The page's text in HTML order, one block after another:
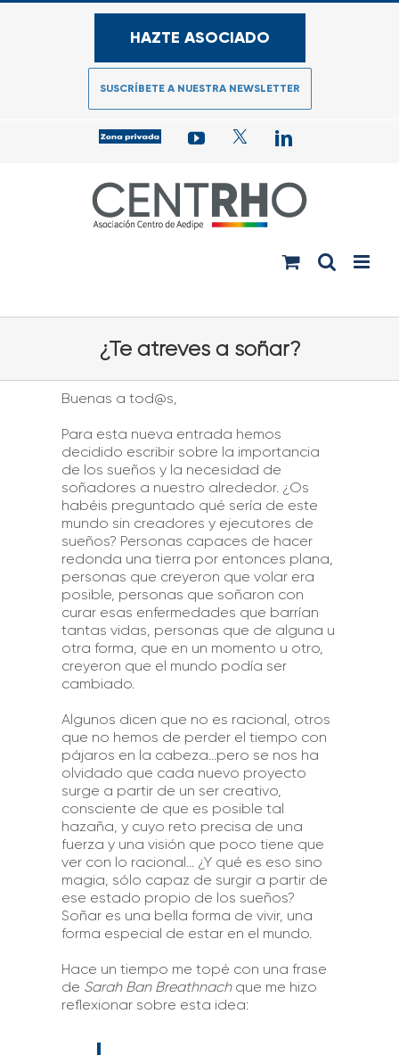
Saltar
HAZTE ASOCIADO
SUSCRÍBETE A NUESTRA NEWSLETTER
Acceso
para
Asociados
YouTube
Twitter LinkedIn
¿Te atreves a soñar?
Buenas a tod@s,
Para esta nueva entrada hemos
decidido escribir sobre la importancia
de los sueños y la necesidad de
soñadores a nuestro alrededor. ¿Os
habéis preguntado qué sería de este
mundo sin creadores y ejecutores de
sueños? Personas capaces de hacer
redonda una tierra por entonces plana,
personas que creyeron que volar era
posible, personas que soñaron con
curar esas enfermedades que barrían
tantas vidas, personas que de alguna u
otra forma, que en un momento u otro,
creyeron que el mundo podía ser
cambiado.
Algunos dicen que no es racional, otros
que no hemos de perder el tiempo con
pájaros en la cabeza…pero se nos ha
olvidado que cada nuevo proyecto
surge a partir de un ser creativo,
consciente de que es posible tal
hazaña, y cuyo reto precisa de una
fuerza y una visión que poco tiene que
ver con lo racional… ¿Y qué es eso sino
magia, sólo capaz de surgir a partir de
ese estado propio de los sueños?
Soñar es una bella forma de vivir, una
forma especial de estar en el mundo.
Hace un tiempo me topé con una frase
de Sarah Ban Breathnachque me hizo
reflexionar sobre esta idea: